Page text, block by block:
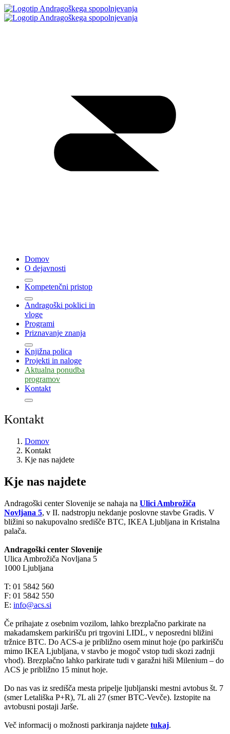
Domov
O dejavnosti
Kompetenčni pristop
Andragoški poklici in
vloge
Programi
Priznavanje znanja
Knjižna polica
Projekti in naloge
Aktualna ponudba
programov
Kontakt
Kontakt
Domov
Kontakt
Kje nas najdete
Kje nas najdete
Andragoški center Slovenije se nahaja na Ulici Ambrožiča
Novljana 5, v II. nadstropju nekdanje poslovne stavbe Gradis. V
bližini so nakupovalno središče BTC, IKEA Ljubljana in Kristalna
palača.
Andragoški center Slovenije
Ulica Ambrožiča Novljana 5
1000 Ljubljana
T: 01 5842 560
F: 01 5842 550
E: info@acs.si
Če prihajate z osebnim vozilom, lahko brezplačno parkirate na
makadamskem parkirišču pri trgovini LIDL, v neposredni bližini
tržnice BTC. Do ACS-a je približno osem minut hoje (po parkirišču
mimo IKEA Ljubljana, v stavbo je mogoč vstop tudi skozi zadnji
vhod). Brezplačno lahko parkirate tudi v garažni hiši Milenium – do
ACS je približno 15 minut hoje.
Do nas vas iz središča mesta pripelje ljubljanski mestni avtobus št. 7
(smer Letališka P+R), 7L ali 27 (smer BTC-Vevče). Izstopite na
avtobusni postaji Jarše.
Več informacij o možnosti parkiranja najdete tukaj.